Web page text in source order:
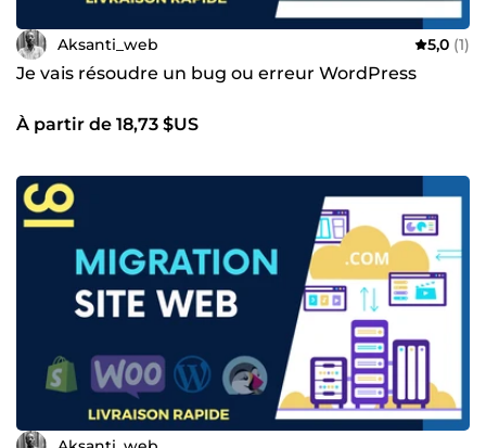
Aksanti_web 5,0 (1)
Je vais résoudre un bug ou erreur WordPress
À partir de 18,73 $US